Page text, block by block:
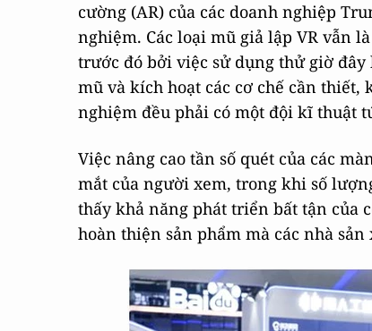
cường (AR) của các doanh nghiệp
nghiệm. Các loại mũ giả lập VR vẫn
trước đó bởi việc sử dụng thử giờ
mũ và kích hoạt các cơ chế cần
nghiệm đều phải có một đội kĩ thuật
Việc nâng cao tần số quét của các
mắt của người xem, trong khi số
thấy khả năng phát triển bất tận của
hoàn thiện sản phẩm mà các nhà